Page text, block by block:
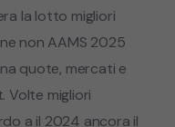
la lotto migliori
non AAMS 2025
quote, mercati e
Volte migliori
a il 2024 ancora il